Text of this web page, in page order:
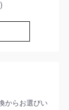
からお選びい